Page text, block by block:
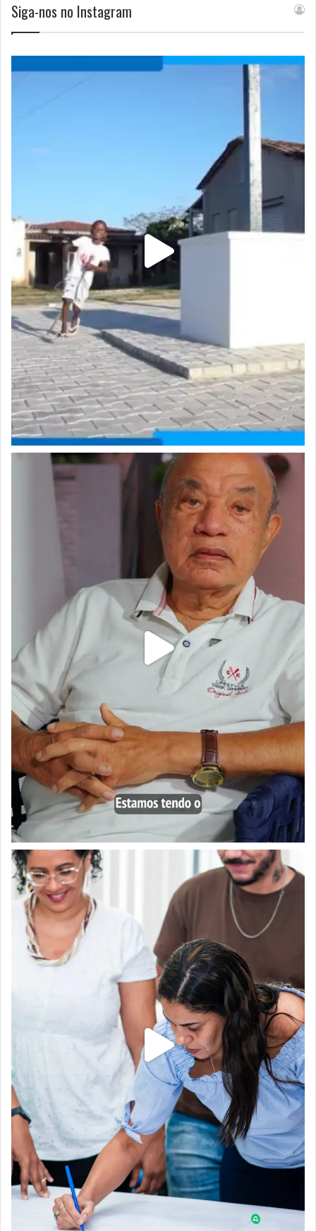
Siga-nos no Instagram